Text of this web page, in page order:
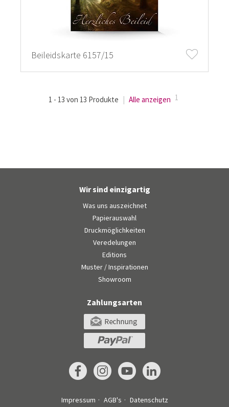
Beileidskarte 6157/15
1 - 13 von 13 Produkte | Alle anzeigen 1
Wir sind einzigartig
Was uns auszeichnet
Papierauswahl
Druckmöglichkeiten
Veredelungen
Editions
Muster / Inspirationen
Showroom
Zahlungsarten
Impressum AGB's Datenschutz